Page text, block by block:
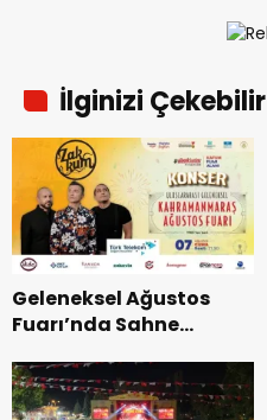
İlginizi Çekebilir
Geleneksel Ağustos
Fuarı’nda Sahne